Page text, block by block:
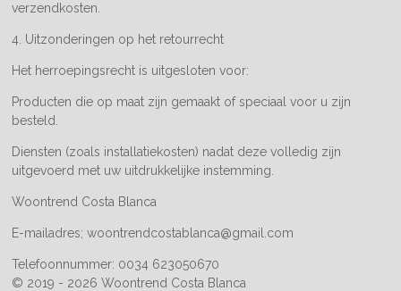
verzendkosten.
4. Uitzonderingen op het retourrecht
Het herroepingsrecht is uitgesloten voor:
Producten die op maat zijn gemaakt of speciaal voor u zijn
besteld.
Diensten (zoals installatiekosten) nadat deze volledig zijn
uitgevoerd met uw uitdrukkelijke instemming.
Woontrend Costa Blanca
E-mailadres; woontrendcostablanca@gmail.com
Telefoonnummer: 0034 623050670
© 2019 - 2026 Woontrend Costa Blanca